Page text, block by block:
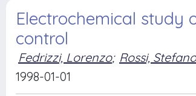
Electrochemical
control
Fedrizzi, Lorenzo; Rossi, Stefano
1998-01-01